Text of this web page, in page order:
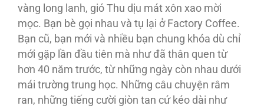
vàng long lanh, gió Thu dịu mát xôn xao mời
mọc. Bạn bè gọi nhau và tụ lại ở Factory Coffee.
Bạn cũ, bạn mới và nhiều bạn chung khóa dù chỉ
mới gặp lần đầu tiên mà như đã thân quen từ
hơn 40 năm trước, từ những ngày còn nhau dưới
mái trường trung học. Những câu chuyện râm
ran, những tiếng cười giòn tan cứ kéo dài như